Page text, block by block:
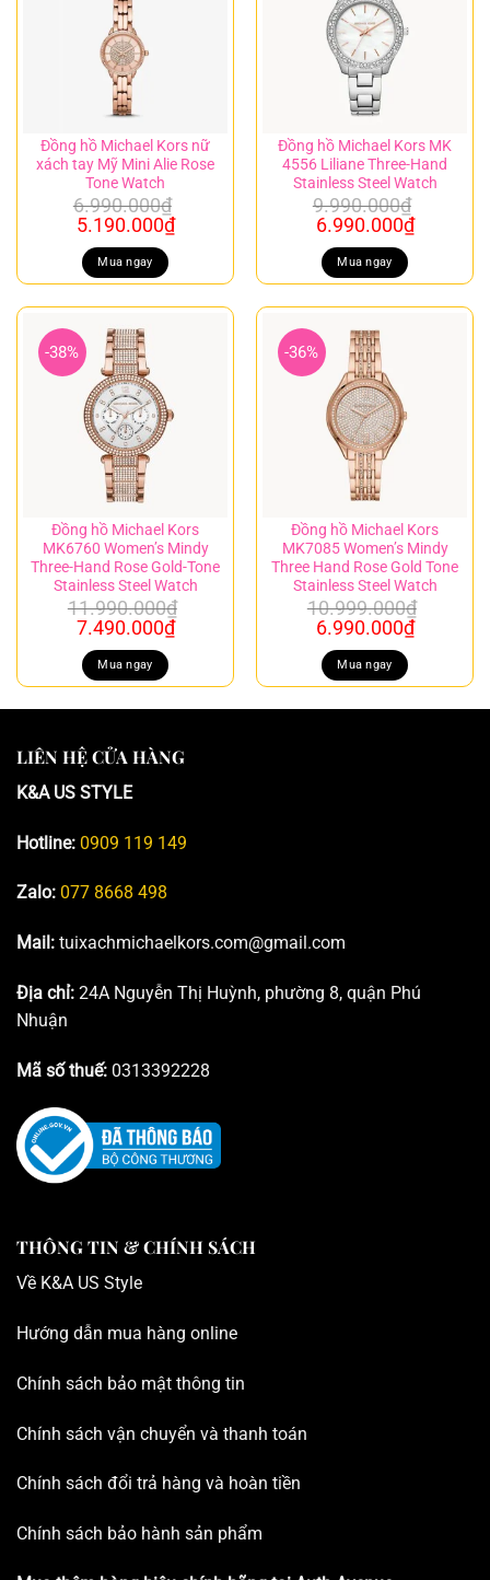
Đồng hồ Michael Kors nữ
xách tay Mỹ Mini Alie Rose
Tone Watch
6.990.000₫
Giá
gốc
là:
6.990.000₫.
5.190.000₫Giá
là:
5.190.000₫.
Mua ngay
Đồng hồ Michael Kors MK
4556 Liliane Three-Hand
Stainless Steel Watch
9.990.000₫
Giá
gốc
là:
9.990.000₫.
6.990.000₫Giá
là:
Mua ngay
-38%
Đồng hồ Michael Kors
MK6760 Women’s Mindy
Three-Hand Rose Gold-Tone
Stainless Steel Watch
11.990.000₫
Giá
gốc
là:
11.990.000₫.
7.490.000₫Giá
là:
7.490.000₫.
Mua ngay
-36%
Đồng hồ Michael Kors
MK7085 Women’s Mindy
Three Hand Rose Gold Tone
Stainless Steel Watch
10.999.000₫
Giá
gốc
là:
10.999.000₫.
6.990.000₫Giá
là:
Mua ngay
LIÊN HỆ CỬA HÀNG
K&A US STYLE
Hotline: 0909 119 149
Zalo: 077 8668 498
Mail: tuixachmichaelkors.com@gmail.com
Địa chỉ: 24A Nguyễn Thị Huỳnh, phường 8, quận Phú
Nhuận
Mã số thuế: 0313392228
THÔNG TIN & CHÍNH SÁCH
Về K&A US Style
Hướng dẫn mua hàng online
Chính sách bảo mật thông tin
Chính sách vận chuyển và thanh toán
Chính sách đổi trả hàng và hoàn tiền
Chính sách bảo hành sản phẩm